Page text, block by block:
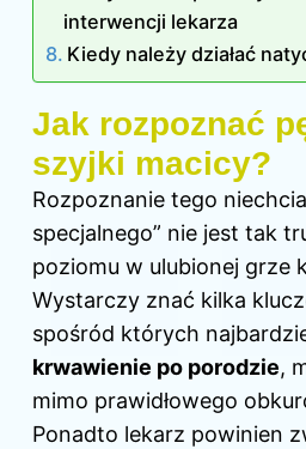
interwencji lekarza
Kiedy należy działać
Jak rozpoznać
szyjki macicy?
Rozpoznanie tego
specjalnego” nie jest tak
poziomu w ulubionej grze
Wystarczy znać kilka
spośród których
krwawienie po porodzie,
mimo prawidłowego
Ponadto lekarz powinien